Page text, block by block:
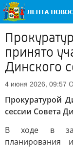
принято
Динского
4 июня 2026, 09:57
Прокуратурой
сессии Совета
В ходе в
планирования